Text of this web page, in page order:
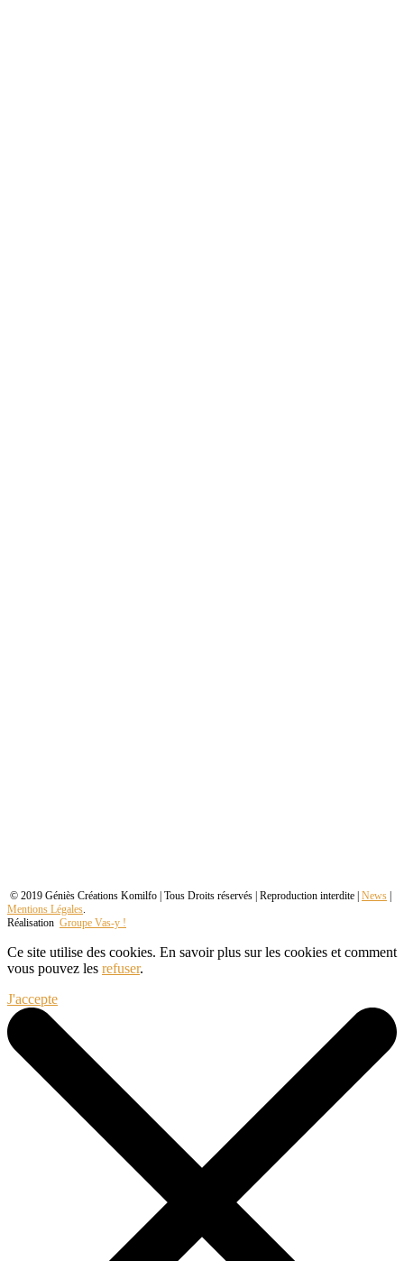
© 2019 Géniès Créations Komilfo | Tous Droits réservés | Reproduction interdite | News |
Mentions Légales
Réalisation Groupe Vas-y !
Ce site utilise des cookies. En savoir plus sur les cookies et comment
vous pouvez les refuser.
J'accepte